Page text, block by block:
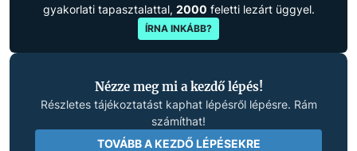
gyakorlati tapasztalattal, 2000 feletti lezárt üggyel.
ÍRNA INKÁBB?
Nézze meg mi a kezdő lépés!
Részletes tájékoztatást kaphat lépésről lépésre. Rám
számíthat!
TOVÁBB A KEZDŐ LÉPÉSEKRE